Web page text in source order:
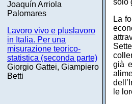
Joaquín Arriola
Palomares
Lavoro vivo e pluslavoro
in Italia. Per una
misurazione teorico-
statistica (seconda parte)
Giorgio Gattei, Giampiero
Betti
solo
La
già
le